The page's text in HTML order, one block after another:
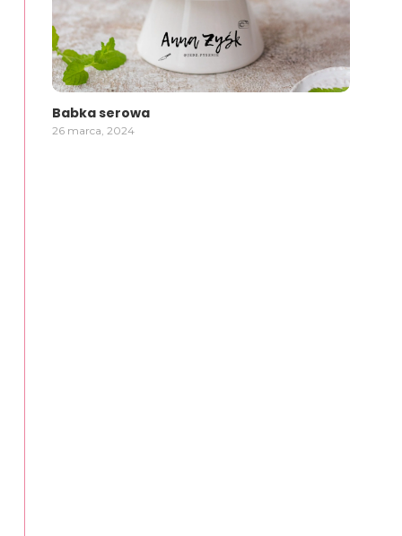
Babka serowa
26 marca, 2024